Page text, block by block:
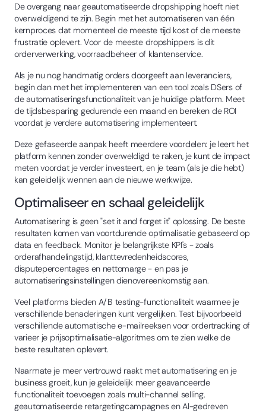
De overgang naar geautomatiseerde dropshipping hoeft niet
overweldigend te zijn. Begin met het automatiseren van één
kernproces dat momenteel de meeste tijd kost of de meeste
frustratie oplevert. Voor de meeste dropshippers is dit
orderverwerking, voorraadbeheer of klantenservice.
Als je nu nog handmatig orders doorgeeft aan leveranciers,
begin dan met het implementeren van een tool zoals DSers of
de automatiseringsfunctionaliteit van je huidige platform. Meet
de tijdsbesparing gedurende een maand en bereken de ROI
voordat je verdere automatisering implementeert.
Deze gefaseerde aanpak heeft meerdere voordelen: je leert het
platform kennen zonder overweldigd te raken, je kunt de impact
meten voordat je verder investeert, en je team (als je die hebt)
kan geleidelijk wennen aan de nieuwe werkwijze.
Optimaliseer en schaal geleidelijk
Automatisering is geen "set it and forget it" oplossing. De beste
resultaten komen van voortdurende optimalisatie gebaseerd op
data en feedback. Monitor je belangrijkste KPI's - zoals
orderafhandelingstijd, klanttevredenheidscores,
disputepercentages en nettomarge - en pas je
automatiseringsinstellingen dienovereenkomstig aan.
Veel platforms bieden A/B testing-functionaliteit waarmee je
verschillende benaderingen kunt vergelijken. Test bijvoorbeeld
verschillende automatische e-mailreeksen voor ordertracking of
varieer je prijsoptimalisatie-algoritmes om te zien welke de
beste resultaten oplevert.
Naarmate je meer vertrouwd raakt met automatisering en je
business groeit, kun je geleidelijk meer geavanceerde
functionaliteit toevoegen zoals multi-channel selling,
geautomatiseerde retargetingcampagnes en AI-gedreven